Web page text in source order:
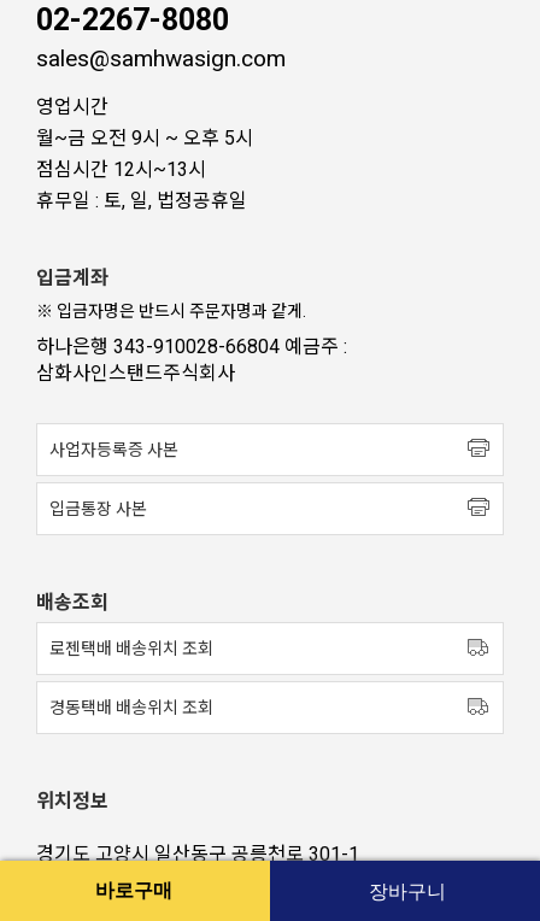
02-2267-8080
sales@samhwasign.com
영업시간
월~금 오전 9시 ~ 오후 5시
점심시간 12시~13시
휴무일 : 토, 일, 법정공휴일
입금계좌
※ 입금자명은 반드시 주문자명과 같게.
하나은행 343-910028-66804 예금주 :
삼화사인스탠드주식회사
사업자등록증 사본
입금통장 사본
배송조회
로젠택배 배송위치 조회
경동택배 배송위치 조회
위치정보
경기도 고양시 일산동구 공릉천로 301-1